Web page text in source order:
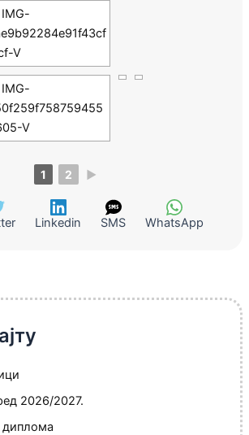
1 2 ►
Linkedin SMS WhatsApp
2026/2027.
диплома